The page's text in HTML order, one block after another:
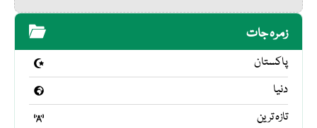
زمرہ جات
پاکستان
دنیا
تازہ ترین